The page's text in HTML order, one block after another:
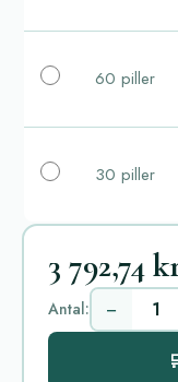
60 piller
30 piller
3 792,74
Antal: −